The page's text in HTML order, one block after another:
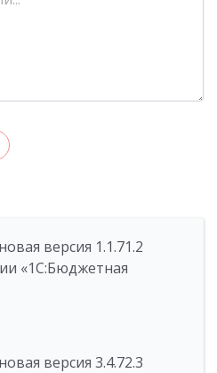
версия 1.1.71.2
«1C:Бюджетная
версия 3.4.72.3